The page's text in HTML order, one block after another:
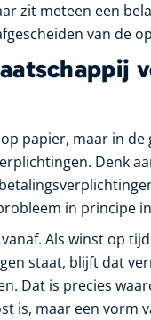
zit meteen een
van de
papier, maar in
Denk
in principe
Als winst op
staat, blijft dat
Dat is precies
is, maar een vorm